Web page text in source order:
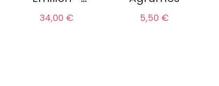
Château de
34,00 € 5,50 €